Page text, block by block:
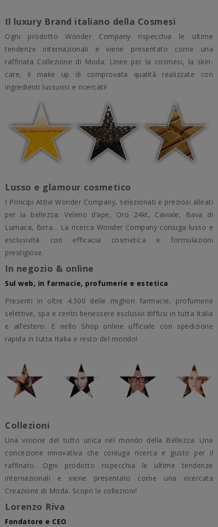
Il luxury Brand italiano della Cosmesi
Ogni prodotto Wonder Company rispecchia le ultime
tendenze internazionali e viene presentato come una
raffinata Collezione di Moda. Linee per la cosmesi, la skin-
care, il make up di comprovata qualità realizzate con
ingredienti lussuosi e ricercati!
Lusso e glamour cosmetico
I Principi Attivi Wonder Company, selezionati e preziosi alleati
per la bellezza: Veleno d’ape, Oro 24kt, Caviale, Bava di
Lumaca, Birra… La ricerca Wonder Company coniuga lusso e
esclusività con efficacia cosmetica e formulazioni
prestigiose.
In negozio & online
Sul web, in farmacie, profumerie e estetica
Presenti in oltre 4.500 delle migliori farmacie, profumerie
selettive, spa e centri benessere esclusivi diffusi in tutta Italia
e all’estero. E nello Shop online ufficiale con spedizione
rapida in tutta Italia e resto del mondo!
Collezioni
Una visione del tutto unica nel mondo della Bellezza. Una
concezione innovativa che coniuga ricerca e gusto per il
raffinato. Ogni prodotto rispecchia le ultime tendenze
internazionali e viene presentato come una ricercata
Creazione di Moda. Scopri le collezioni!
Lorenzo Riva
Fondatore e CEO